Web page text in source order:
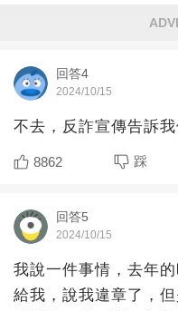
回答4
2024/10/15
不去，反詐宣傳告訴
8862 踩
回答5
2024/10/15
我說一件事情，去年
給我，說我違章了，